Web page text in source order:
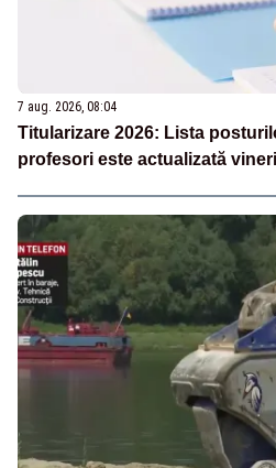
7 aug. 2026, 08:04
Titularizare 2026: Lista
profesori este actualizată vineri